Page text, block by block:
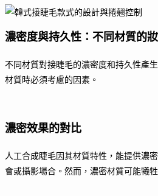
濃密度與持久性：不同材質的
不同材質對接睫毛的濃密度和持久性產
材質時必須考慮的因素。
濃密效果的對比
人工合成睫毛因其材質特性，能提供濃
會或攝影場合。然而，濃密材質可能犧